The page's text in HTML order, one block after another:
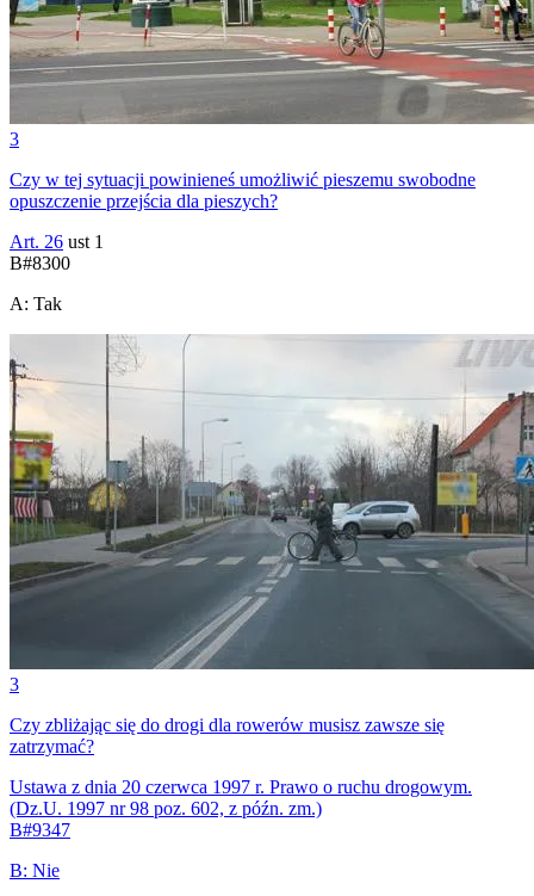
3
Czy w tej sytuacji powinieneś umożliwić pieszemu swobodne
opuszczenie przejścia dla pieszych?
Art. 26 ust 1
B#8300
A: Tak
3
Czy zbliżając się do drogi dla rowerów musisz zawsze się
zatrzymać?
Ustawa z dnia 20 czerwca 1997 r. Prawo o ruchu drogowym.
(Dz.U. 1997 nr 98 poz. 602, z późn. zm.)
B#9347
B: Nie